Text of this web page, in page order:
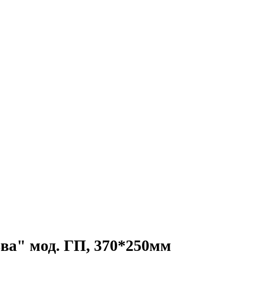
мод. ГП, 370*250мм